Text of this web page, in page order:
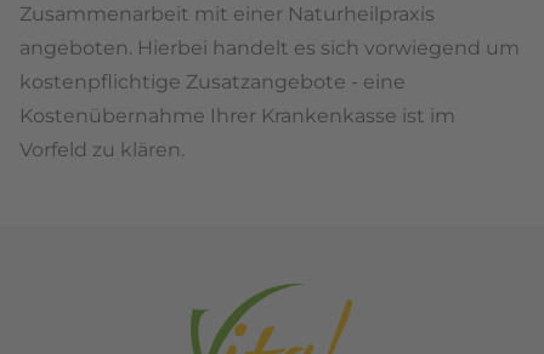
Zusammenarbeit mit einer Naturheilpraxis
angeboten. Hierbei handelt es sich vorwiegend um
kostenpflichtige Zusatzangebote - eine
Kostenübernahme Ihrer Krankenkasse ist im
Vorfeld zu klären.